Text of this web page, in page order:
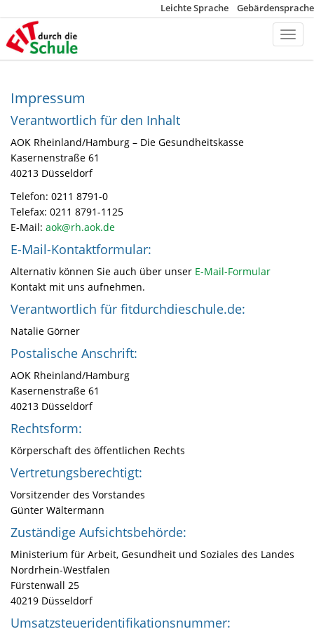
Gebärdensprache
Leichte Sprache
Impressum
Verantwortlich für den Inhalt
AOK Rheinland/Hamburg – Die Gesundheitskasse
Kasernenstraße 61
40213 Düsseldorf
Telefon: 0211 8791-0
Telefax: 0211 8791-1125
E-Mail: aok@rh.aok.de
E-Mail-Kontaktformular:
Alternativ können Sie auch über unser E-Mail-Formular
Kontakt mit uns aufnehmen.
Verantwortlich für fitdurchdieschule.de:
Natalie Görner
Postalische Anschrift:
AOK Rheinland/Hamburg
Kasernenstraße 61
40213 Düsseldorf
Rechtsform:
Körperschaft des öffentlichen Rechts
Vertretungsberechtigt:
Vorsitzender des Vorstandes
Günter Wältermann
Zuständige Aufsichtsbehörde:
Ministerium für Arbeit, Gesundheit und Soziales des Landes
Nordrhein-Westfalen
Fürstenwall 25
40219 Düsseldorf
Umsatzsteueridentifikationsnummer: